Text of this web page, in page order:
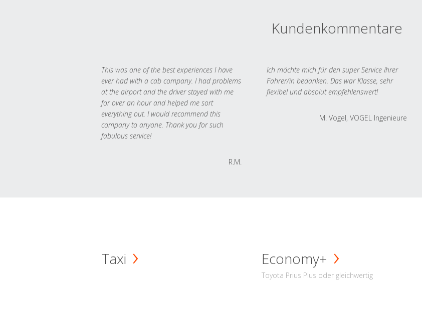
Kundenkommentare
This was one of the best experiences I have
ever had with a cab company. I had problems
at the airport and the driver stayed with me
for over an hour and helped me sort
everything out. I would recommend this
company to anyone. Thank you for such
fabulous service!
R.M.
Ich möchte mich für den super Service Ihrer
Fahrer/in bedanken. Das war Klasse, sehr
flexibel und absolut empfehlenswert!
M. Vogel, VOGEL Ingenieure
Taxi Economy+
Toyota Prius Plus oder gleichwertig